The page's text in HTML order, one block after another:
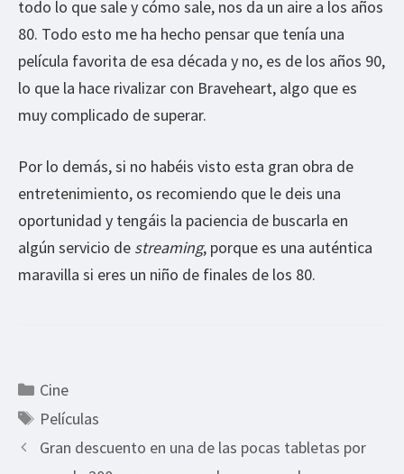
todo lo que sale y cómo sale, nos da un aire a los años
80. Todo esto me ha hecho pensar que tenía una
película favorita de esa década y no, es de los años 90,
lo que la hace rivalizar con Braveheart, algo que es
muy complicado de superar.
Por lo demás, si no habéis visto esta gran obra de
entretenimiento, os recomiendo que le deis una
oportunidad y tengáis la paciencia de buscarla en
algún servicio de streaming, porque es una auténtica
maravilla si eres un niño de finales de los 80.
Categorías
Cine
Etiquetas
Películas
Gran descuento en una de las pocas tabletas por